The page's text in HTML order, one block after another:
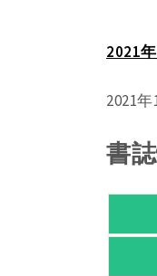
2021
2021
書